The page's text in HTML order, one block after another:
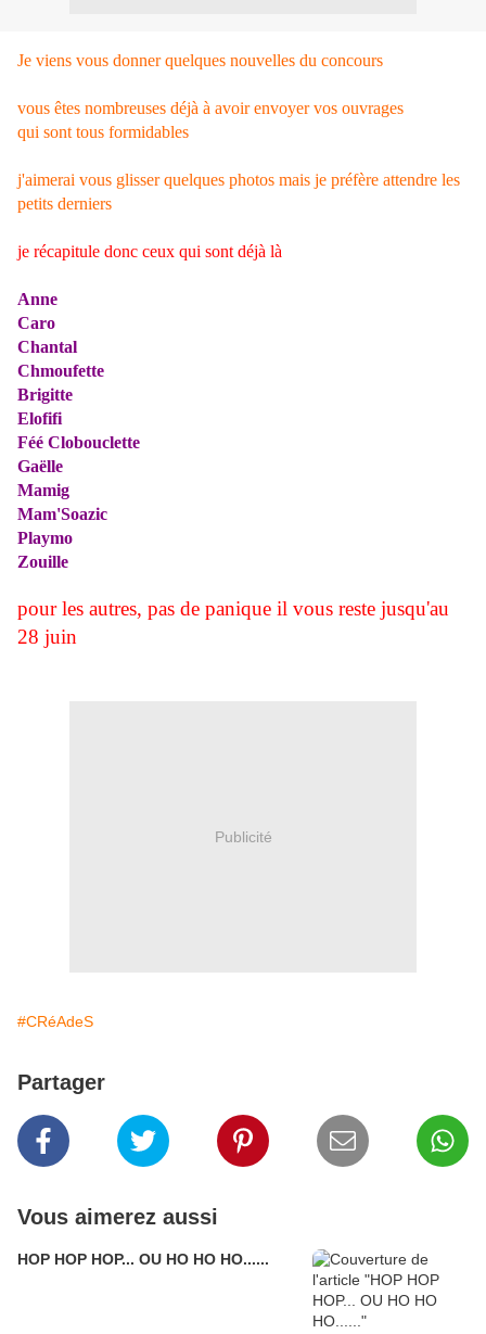
Je viens vous donner quelques nouvelles du concours
vous êtes nombreuses déjà à avoir envoyer vos ouvrages
qui sont tous formidables
j'aimerai vous glisser quelques photos mais je préfère attendre les
petits derniers
je récapitule donc ceux qui sont déjà là
Anne
Caro
Chantal
Chmoufette
Brigitte
Elofifi
Féé Clobouclette
Gaëlle
Mamig
Mam'Soazic
Playmo
Zouille
pour les autres, pas de panique il vous reste jusqu'au
28 juin
Publicité
#CRéAdeS
Partager
Vous aimerez aussi
HOP HOP HOP... OU HO HO HO......